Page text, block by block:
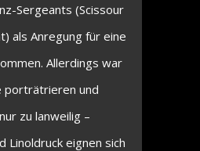
Sergeants (Scissour
als Anregung für eine
Allerdings war
porträtrieren und
zu lanweilig –
Linoldruck eignen sich